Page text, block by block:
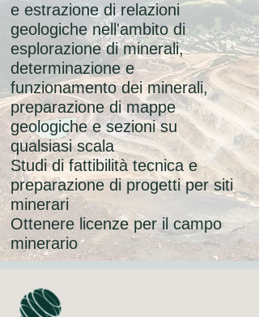
e estrazione di relazioni
geologiche nell'ambito di
esplorazione di minerali,
determinazione e
funzionamento dei minerali,
preparazione di mappe
geologiche e sezioni su
qualsiasi scala
Studi di fattibilità tecnica e
preparazione di progetti per siti
minerari
Ottenere licenze per il campo
minerario